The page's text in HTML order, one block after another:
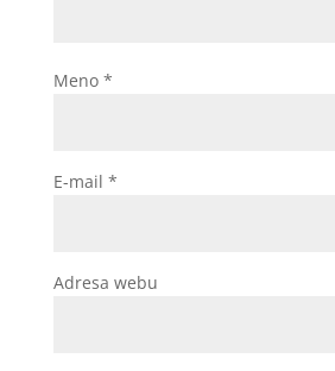
Meno *
E-mail *
Adresa webu